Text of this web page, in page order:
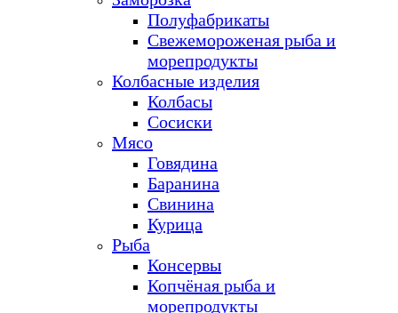
Полуфабрикаты
Свежемороженая рыба и
морепродукты
Колбасные изделия
Колбасы
Сосиски
Мясо
Говядина
Баранина
Свинина
Курица
Рыба
Консервы
Копчёная рыба и
морепродукты